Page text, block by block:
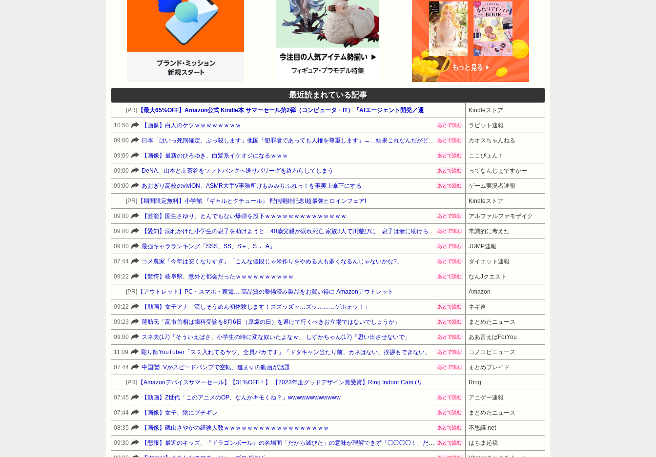
最近読まれている記事
[PR] Kindleストア
10:50 【画像】白人のケツｗｗｗｗｗｗｗｗ あとで読む ラビット速報
09:00 あとで読む カオスちゃんねる
09:00 【画像】最新のひろゆき、白髪系イケオジになるｗｗｗ あとで読む ここぴょん！
09:00 DeNA、山本と上茶谷をソフトバンクへ送りパリーグを終わらしてしまう あとで読む ってなんじぇですかー
09:00 あおぎり高校のviviON、ASMR大手V事務所けもみみりふれっ！を事実上傘下にする あとで読む ゲーム実況者速報
[PR] 【期間限定無料】小学館 『ギャルとクチュール』 配信開始記念!超最強ヒロインフェア! Kindleストア
09:00 【芸能】国生さゆり、とんでもない爆弾を投下ｗｗｗｗｗｗｗｗｗｗｗｗｗｗ あとで読む アルファルファモザイク
09:00 あとで読む 常識的に考えた
09:00 最強キャラランキング「SSS、SS、S＋、Sｰ、A」 あとで読む JUMP速報
07:44 コメ農家「今年は安くなりすぎ」「こんな値段じゃ米作りをやめる人も多くなるんじゃないかな?」 あとで読む ダイエット速報
09:22 【驚愕】岐阜県、意外と都会だったｗｗｗｗｗｗｗｗｗｗ あとで読む なんJクエスト
[PR] 【アウトレット】PC・スマホ・家電… 高品質の整備済み製品をお買い得に Amazonアウトレット Amazon
09:22 【動画】女子アナ「流しそうめん初体験します！ズズッズッ…ズッ………ゲホォッ！」 あとで読む ネギ速
09:23 蓮舫氏「高市首相は歯科受診を8月6日（原爆の日）を避けて行くべきお立場ではないでしょうか」 あとで読む まとめたニュース
09:00 スネ夫(17)「そういえばさ、小学生の時に変な奴いたよなｗ」 しずかちゃん(17)「思い出させないで」 あとで読む ああ言えばForYou
11:09 彫り師YouTuber「スミ入れてるヤツ、全員バカです」「ドタキャン当たり前、カネはない、挨拶もできない」 あとで読む コノユビニュース
07:44 中国製EVがスピードバンプで空転、進まずの動画が話題 あとで読む まとめブレイド
[PR] Ring
07:45 【動画】Z世代「このアニメのOP、なんかキモくね？」wwwwwwwwwwww あとで読む アニゲー速報
07:44 【画像】女子、陰にブチギレ あとで読む まとめたニュース
08:35 【画像】磯山さやかの経験人数ｗｗｗｗｗｗｗｗｗｗｗｗｗｗｗｗｗｗ あとで読む 不思議.net
09:30 あとで読む はちま起稿